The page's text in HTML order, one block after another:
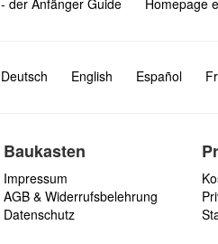
der Anfänger Guide Homepage
Deutsch English Español
Baukasten
Impressum
AGB & Widerrufsbelehrung
Datenschutz